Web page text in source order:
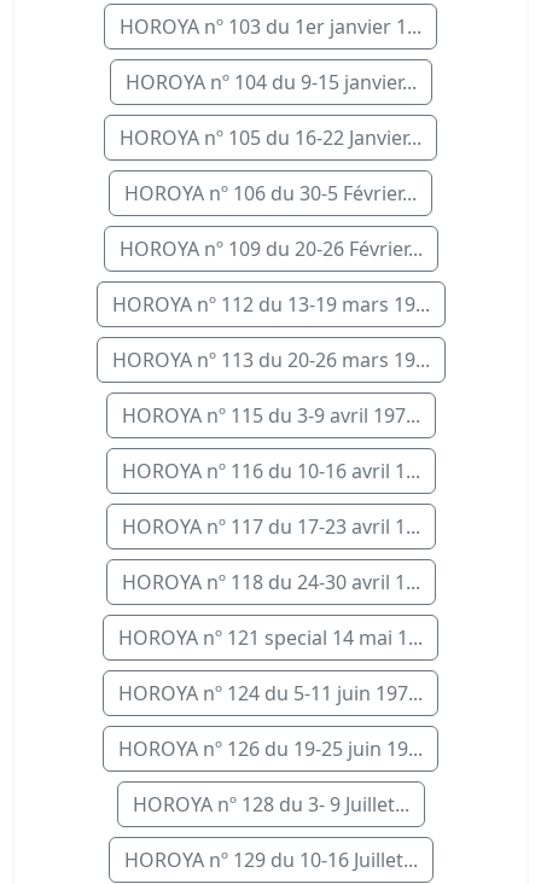
HOROYA nº 103 du 1er janvier 1...
HOROYA nº 104 du 9-15 janvier...
HOROYA nº 105 du 16-22 Janvier...
HOROYA nº 106 du 30-5 Février...
HOROYA nº 109 du 20-26 Février...
HOROYA nº 112 du 13-19 mars 19...
HOROYA nº 113 du 20-26 mars 19...
HOROYA nº 115 du 3-9 avril 197...
HOROYA nº 116 du 10-16 avril 1...
HOROYA nº 117 du 17-23 avril 1...
HOROYA nº 118 du 24-30 avril 1...
HOROYA nº 121 special 14 mai 1...
HOROYA nº 124 du 5-11 juin 197...
HOROYA nº 126 du 19-25 juin 19...
HOROYA nº 128 du 3- 9 Juillet...
HOROYA nº 129 du 10-16 Juillet...